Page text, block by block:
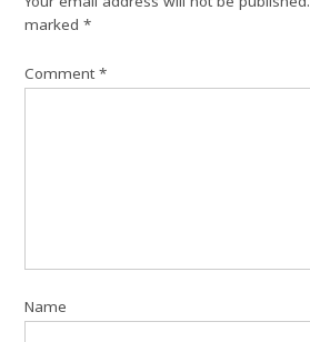
marked*
Comment*
Name